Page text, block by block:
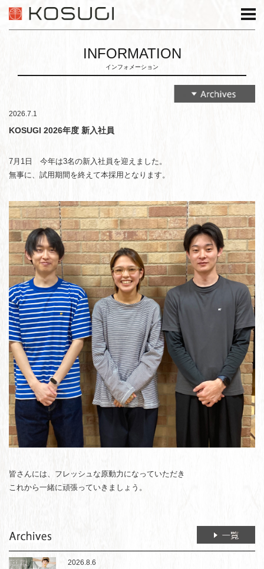
INFORMATION
インフォメーション
2026.7.1
KOSUGI 2026年度 新入社員
7月1日 今年は3名の新入社員を迎えました。
無事に、試用期間を終えて本採用となります。
皆さんには、フレッシュな原動力になっていただき
これから一緒に頑張っていきましょう。
2026.8.6